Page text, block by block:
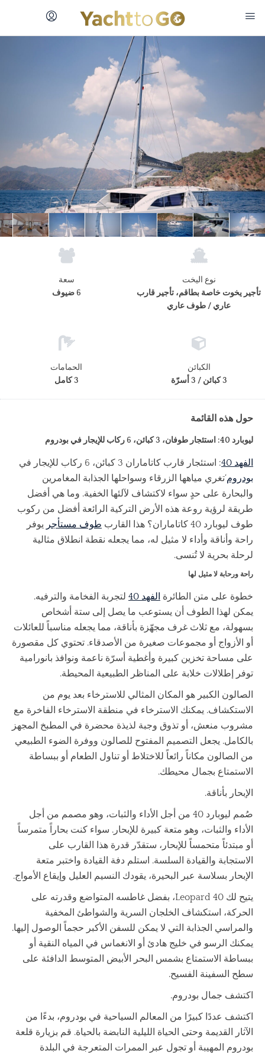
نوع اليخت
تأجير يخوت خاصة بطاقم، تأجير قارب
عاري / طوف عاري
سعة
6 ضيوف
الكبائن
3 كبائن / 3 أسرّة
الحمامات
3 كامل
حول هذه القائمة
ليوبارد 40: استئجار طوفان، 3 كبائن، 6 ركاب للإيجار في بودروم
الفهد 40
: استئجار قارب كاتاماران 3 كبائن، 6 ركاب للإيجار في
بودروم‘تغري مياهها الزرقاء وسواحلها الجذابة المغامرين
والبحارة على حدٍ سواء لاكتشاف لآلئها الخفية. وما هي أفضل
طريقة لرؤية روعة هذه الأرض التركية الرائعة أفضل من ركوب
طوف ليوبارد 40 كاتاماران؟ هذا القارب
طوف مستأجر يوفر
راحة وأناقة وأداء لا مثيل له، مما يجعله نقطة انطلاق مثالية
لرحلة بحرية لا تُنسى.
راحة ورحابة لا مثيل لها
خطوة على متن الطائرة الفهد 40
لتجربة الفخامة والترفيه.
يمكن لهذا الطوف أن يستوعب ما يصل إلى ستة أشخاص
بسهولة، مع ثلاث غرف مجهّزة بأناقة، مما يجعله مناسباً للعائلات
أو الأزواج أو مجموعات صغيرة من الأصدقاء. تحتوي كل مقصورة
على مساحة تخزين كبيرة وأغطية أسرّة ناعمة ونوافذ بانورامية
توفر إطلالات خلابة على المناظر الطبيعية المحيطة.
الصالون الكبير هو المكان المثالي للاسترخاء بعد يوم من
الاستكشاف. يمكنك الاسترخاء في منطقة الاسترخاء الفاخرة مع
مشروب منعش، أو تذوق وجبة لذيذة محضرة في المطبخ المجهز
بالكامل. يجعل التصميم المفتوح للصالون ووفرة الضوء الطبيعي
من الصالون مكاناً رائعاً للاختلاط أو تناول الطعام أو ببساطة
الاستمتاع بجمال محيطك.
الإبحار بأناقة.
صُمم ليوبارد 40 من أجل الأداء والثبات، وهو مصمم من أجل
الأداء والثبات، وهو متعة كبيرة للإبحار. سواء كنت بحاراً متمرساً
أو مبتدئاً متحمساً للإبحار، ستقدّر قدرة هذا القارب على
الاستجابة والقيادة السلسة. استلم دفة القيادة واختبر متعة
الإبحار بسلاسة عبر البحيرة، يقودك النسيم العليل وإيقاع الأمواج.
يتيح لك Leopard 40، بفضل غاطسه المتواضع وقدرته على
الحركة، استكشاف الخلجان السرية والشواطئ المخفية
والمراسي الجذابة التي لا يمكن للسفن الأكبر حجماً الوصول إليها.
يمكنك الرسو في خليج هادئ أو الانغماس في المياه النقية أو
ببساطة الاستمتاع بشمس البحر الأبيض المتوسط الدافئة على
سطح السفينة الفسيح.
اكتشف جمال بودروم.
اكتشف عددًا كبيرًا من المعالم السياحية في بودروم، بدءًا من
الآثار القديمة وحتى الحياة الليلية النابضة بالحياة. قم بزيارة قلعة
بودروم المهيبة أو تجول عبر الممرات المتعرجة في البلدة